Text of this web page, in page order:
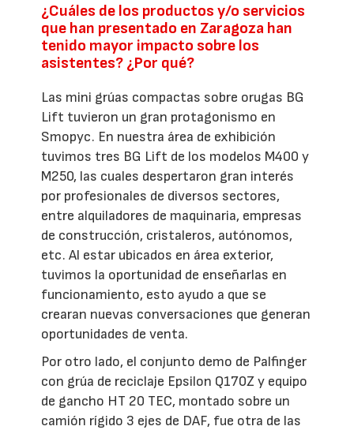
¿Cuáles de los productos y/o servicios
que han presentado en Zaragoza han
tenido mayor impacto sobre los
asistentes? ¿Por qué?
Las mini grúas compactas sobre orugas BG
Lift tuvieron un gran protagonismo en
Smopyc. En nuestra área de exhibición
tuvimos tres BG Lift de los modelos M400 y
M250, las cuales despertaron gran interés
por profesionales de diversos sectores,
entre alquiladores de maquinaria, empresas
de construcción, cristaleros, autónomos,
etc. Al estar ubicados en área exterior,
tuvimos la oportunidad de enseñarlas en
funcionamiento, esto ayudo a que se
crearan nuevas conversaciones que generan
oportunidades de venta.
Por otro lado, el conjunto demo de Palfinger
con grúa de reciclaje Epsilon Q170Z y equipo
de gancho HT 20 TEC, montado sobre un
camión rígido 3 ejes de DAF, fue otra de las